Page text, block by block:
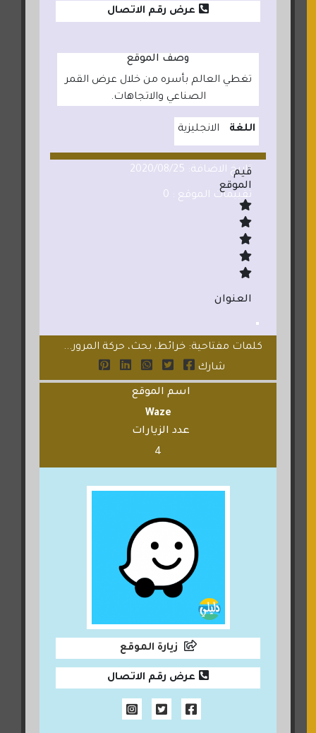
عرض رقم الاتصال
وصف الموقع
تغطي العالم بأسره من خلال عرض القمر
الصناعي والاتجاهات.
اللغة الانجليزية
تاريخ الاضافة: 2020/08/25
تقييمات الموقع : 0
قيم
الموقع
العنوان
كلمات مفتاحية: خرائط، بحث، حركة المرور...
شارك
اسم الموقع
Waze
عدد الزيارات
4
زيارة الموقع
عرض رقم الاتصال